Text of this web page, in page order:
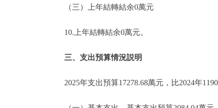
（三）上年結轉結余0萬元
10.上年結轉結余0萬元。
三、支出預算情況説明
2025年支出預算17278.68萬元，比2024年